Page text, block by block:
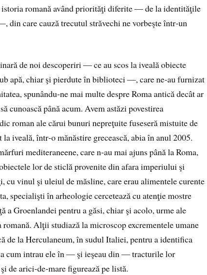
istoria romană având priorităţi diferite — de la identităţile
din care cauză trecutul străvechi ne vorbeşte într‑un
de noi descoperiri — ce au scos la iveală obiecte
apă, chiar şi pierdute în biblioteci —, care ne‑au furnizat
spunându‑ne mai multe despre Roma antică decât ar
cunoască până acum. Avem astăzi povestirea
roman ale cărui bunuri nepreţuite fuseseră mistuite de
iveală, într‑o mănăstire grecească, abia în anul 2005.
mediteraneene, care n‑au mai ajuns până la Roma,
lor de sticlă provenite din afara imperiului şi
cu vinul şi uleiul de măsline, care erau alimentele curente
specialişti în arheologie cercetează cu atenţie mostre
a Gro­enlandei pentru a găsi, chiar şi acolo, urme ale
Alţii studiază la microscop excrementele umane
de la Herculaneum, în sudul Italiei, pentru a identifica
cum intrau ele în — şi ieşeau din — tracturile lor
de arici‑de‑mare figurează pe listă.